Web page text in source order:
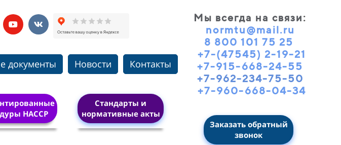
документы Новости Контакты
Мы всегда на связи:
normtu@mail.ru
8 800 101 75 25
+7-(47545) 2-19-21
+7-915-668-24-55
+7-962-234-75-50
+7-960-668-04-34
Заказать обратный
звонок
HACCP
Стандарты и
нормативные акты